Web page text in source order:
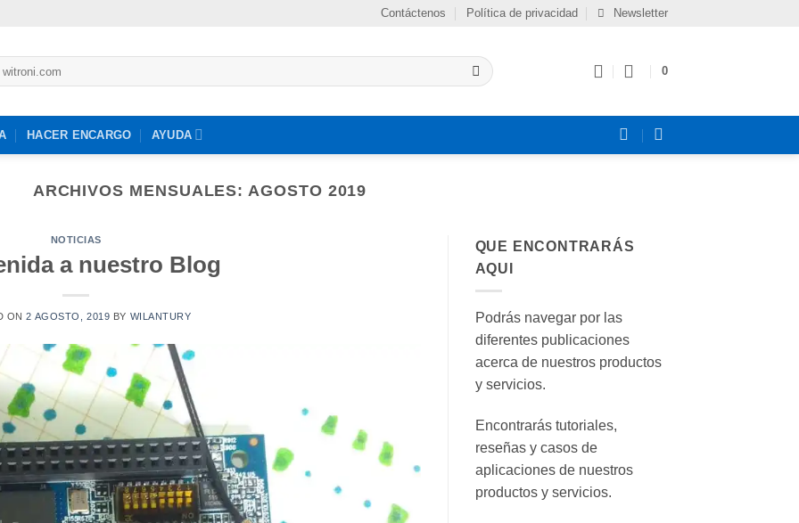
Contáctenos Política de privacidad Newsletter
0
HACER ENCARGO AYUDA
ARCHIVOS MENSUALES: AGOSTO 2019
NOTICIAS
a nuestro Blog
ON2 AGOSTO, 2019 BY WILANTURY
QUE ENCONTRARÁS
AQUI
Podrás navegar por las
diferentes publicaciones
acerca de nuestros productos
y servicios.
Encontrarás tutoriales,
reseñas y casos de
aplicaciones de nuestros
productos y servicios.